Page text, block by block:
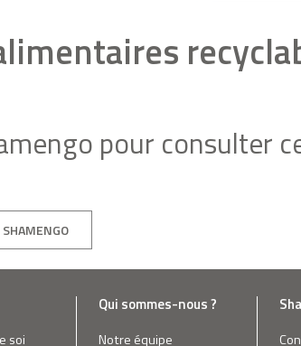
pour consulter
SHAMENGO
soi
Qui sommes-nous ?
Notre équipe